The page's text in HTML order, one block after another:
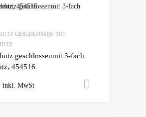
GESCHLOSSEN MIT
geschlossenmit 3-fach
454516